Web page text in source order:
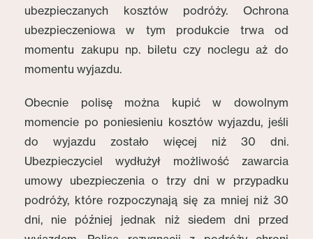
ubezpieczanych kosztów podróży. Ochrona
ubezpieczeniowa w tym produkcie trwa od
momentu zakupu np. biletu czy noclegu aż do
momentu wyjazdu.
Obecnie polisę można kupić w dowolnym
momencie po poniesieniu kosztów wyjazdu, jeśli
do wyjazdu zostało więcej niż 30 dni.
Ubezpieczyciel wydłużył możliwość zawarcia
umowy ubezpieczenia o trzy dni w przypadku
podróży, które rozpoczynają się za mniej niż 30
dni, nie później jednak niż siedem dni przed